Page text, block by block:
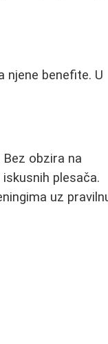
njene benefite. U
obzira na
plesača.
uz